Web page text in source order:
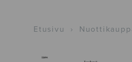
Etusivu ›